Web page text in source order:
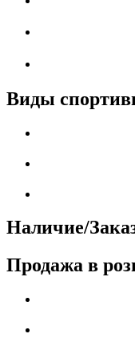
Виды
Наличие/
Продажа в